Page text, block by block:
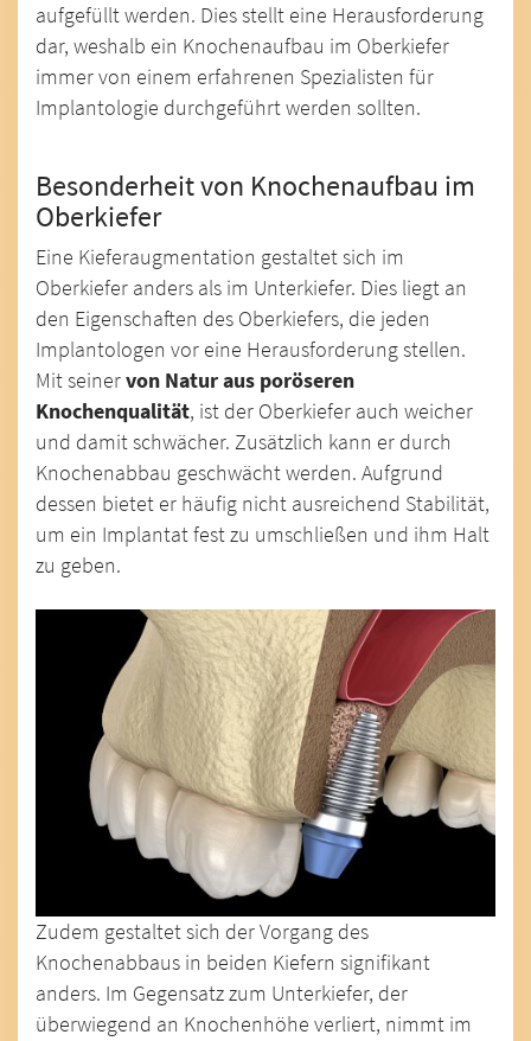
aufgefüllt werden. Dies stellt eine Herausforderung
dar, weshalb ein Knochenaufbau im Oberkiefer
immer von einem erfahrenen Spezialisten für
Implantologie durchgeführt werden sollten.
Besonderheit von Knochenaufbau im
Oberkiefer
Eine Kieferaugmentation gestaltet sich im
Oberkiefer anders als im Unterkiefer. Dies liegt an
den Eigenschaften des Oberkiefers, die jeden
Implantologen vor eine Herausforderung stellen.
Mit seinervon Natur aus poröseren
Knochenqualität, ist der Oberkiefer auch weicher
und damit schwächer. Zusätzlich kann er durch
Knochenabbau geschwächt werden. Aufgrund
dessen bietet er häufig nicht ausreichend Stabilität,
um ein Implantat fest zu umschließen und ihm Halt
zu geben.
Zudem gestaltet sich der Vorgang des
Knochenabbaus in beiden Kiefern signifikant
anders. Im Gegensatz zum Unterkiefer, der
überwiegend an Knochenhöhe verliert, nimmt im